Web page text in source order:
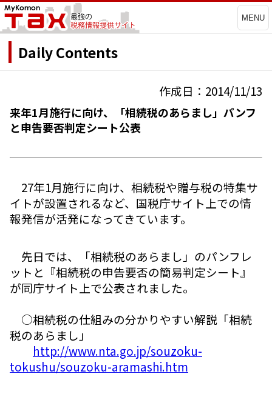
MENU
Daily Contents
作成日：2014/11/13
来年1月施行に向け、「相続税のあらまし」パンフ
と申告要否判定シート公表
27年1月施行に向け、相続税や贈与税の特集サ
イトが設置されるなど、国税庁サイト上での情
報発信が活発になってきています。
先日では、「相続税のあらまし」のパンフレ
ットと『相続税の申告要否の簡易判定シート』
が同庁サイト上で公表されました。
○相続税の仕組みの分かりやすい解説「相続
税のあらまし」
http://www.nta.go.jp/souzoku-
tokushu/souzoku-aramashi.htm